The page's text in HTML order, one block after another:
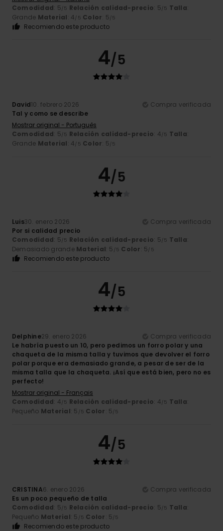
Comodidad: 5/5 Relación calidad-precio: 5/5 Talla:
Grande Material: 4/5 Color: 5/5
Recomiendo este producto
4/5
David10. febrero 2026
Compra verificada
Tal y como se describe
Mostrar original - Português
Comodidad: 5/5 Relación calidad-precio: 4/5 Talla:
Grande Material: 4/5 Color: 5/5
4/5
Luis30. enero 2026
Compra verificada
Por si calidad precio
Comodidad: 5/5 Relación calidad-precio: 5/5 Talla:
Demasiado grande Material: 5 /5 Color: 5/5
Recomiendo este producto
4/5
Delphine29. enero 2026
Compra verificada
Le habría puesto un 10, pero pedimos un forro polar y una
chaqueta de la misma talla y tuvimos que devolver el forro
polar porque era demasiado grande, a pesar de ser de la
misma talla que la chaqueta. ¡Así que está bien, pero no es
perfecto!
Mostrar original - Français
Comodidad: 4/5 Relación calidad-precio: 4/5 Talla:
Pequeño Material: 5 /5 Color: 5/5
4/5
CRISTINA6. enero 2026
Compra verificada
Es un poco pequeño de talla
Comodidad: 5/5 Relación calidad-precio: 5/5 Talla:
Pequeño Material: 5 /5 Color: 5/5
Recomiendo este producto